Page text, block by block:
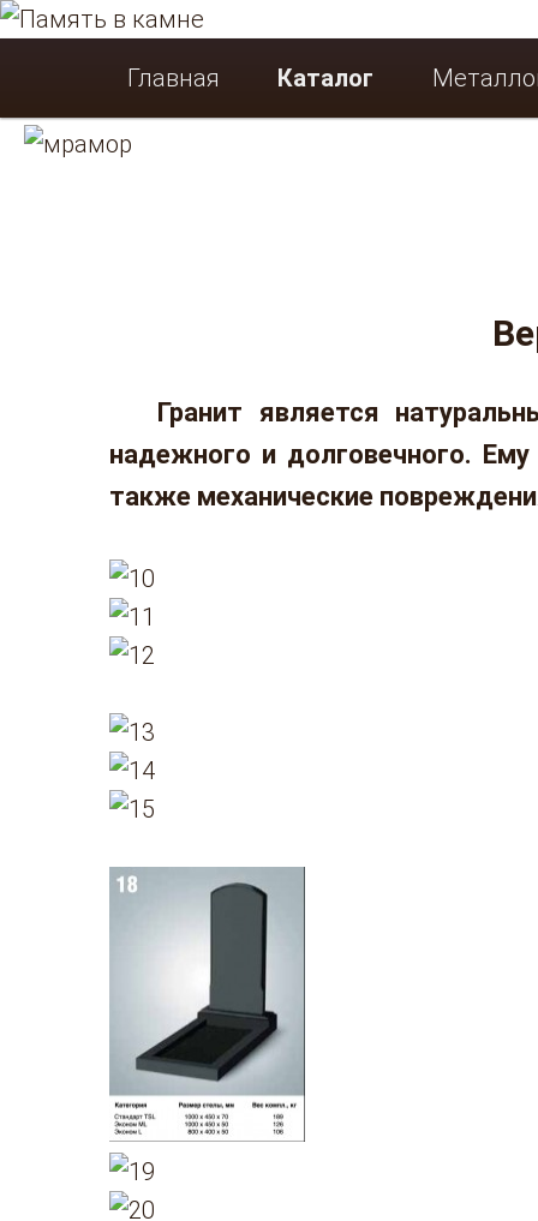
Память в камне
Ритуальный салон. Памятники в Кирове, гранитные
Перейти к основному
Главная Каталог
Гранит является
надежного и долговечного.
также механические